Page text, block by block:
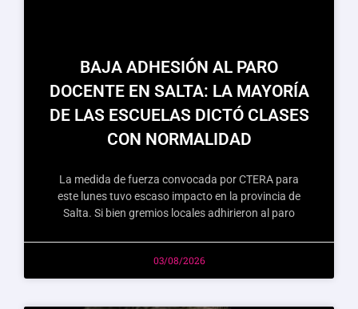
BAJA ADHESIÓN AL PARO
DOCENTE EN SALTA: LA MAYORÍA
DE LAS ESCUELAS DICTÓ CLASES
CON NORMALIDAD
La medida de fuerza convocada por CTERA para
este lunes tuvo escaso impacto en la provincia de
Salta. Si bien gremios locales adhirieron al paro
03/08/2026